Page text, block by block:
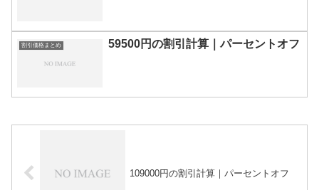
割引価格まとめ 59500円の割引計算｜パーセントオフ
109000円の割引計算｜パーセントオフ